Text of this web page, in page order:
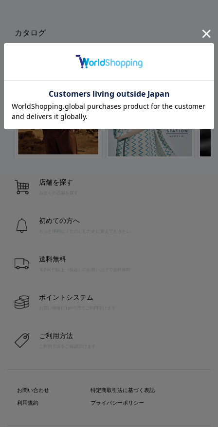
カタログ
店舗を探す
お近くの店舗を探す
初めての方へ
送料無料
10,000円以上（税込）のお買い上げで送料無料
ポイントシステム
お買い物毎に1pt=1円でご利用頂けます
ご利用方法
お問い合わせ
利用規約
特定商取引法に基づく表記
プライバシーポリシー